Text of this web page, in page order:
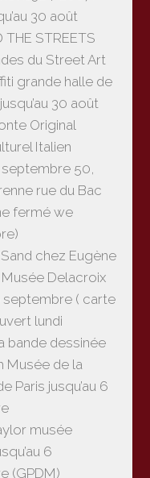
30 août
THE STREETS
du Street Art
grande halle de
30 août
Original
Italien
septembre 50,
rue du Bac
fermé we
chez Eugène
Delacroix
septembre ( carte
lundi
bande dessinée
Musée de la
Paris jusqu’au 6
musée
6
(GPDM)